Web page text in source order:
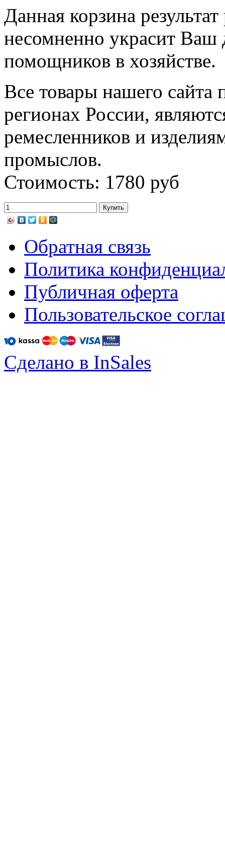
Данная корзина
несомненно украсит
помощников в хозяйстве.
Все товары нашего сайта
регионах России,
ремесленников и
промыслов.
Стоимость: 1780 руб
Обратная связь
Политика
Публичная оферта
Пользовательское
Сделано в InSales